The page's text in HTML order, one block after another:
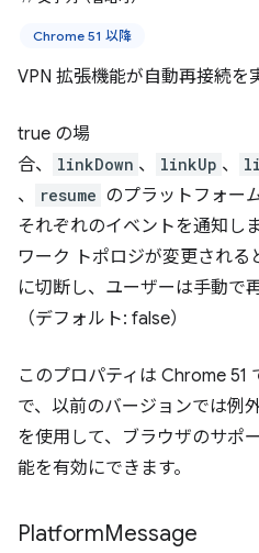
Chrome 51 以降
VPN 拡張機能が自動再接続を
true の場
合、
linkDown 、 linkUp 、
、 resume のプラットフォー
それぞれのイベントを通知し
ワーク トポロジが変更される
に切断し、ユーザーは手動で
（デフォルト: false）
このプロパティは Chrome 51
で、以前のバージョンでは例
を使用して、ブラウザのサポ
能を有効にできます。
PlatformMessage